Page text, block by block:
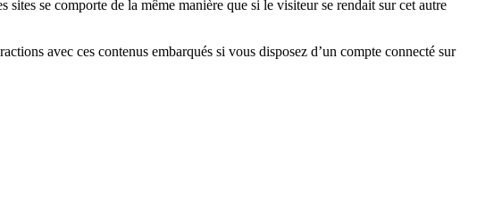
se comporte de la même manière que si le visiteur se rendait sur cet autre
avec ces contenus embarqués si vous disposez d’un compte connecté sur